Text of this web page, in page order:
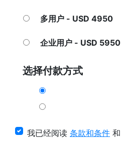
多用户 - USD 4950
企业用户 - USD 5950
选择付款方式
我已经阅读 条款和条件 和